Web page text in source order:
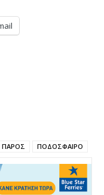
ΠΑΡΟΣ ΠΟΔΟΣΦΑΙΡΟ